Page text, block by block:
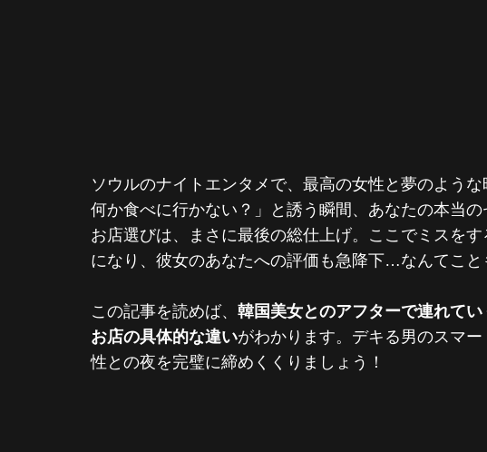
ソウルのナイトエンタメで、最高の女性と夢のよう
何か食べに行かない？」と誘う瞬間、あなたの本当の
お店選びは、まさに最後の総仕上げ。ここでミスを
になり、彼女のあなたへの評価も急降下…なんてこと
この記事を読めば、 韓国美女とのアフターで連れて
お店の具体的な違いがわかります。デキる男のスマ
性との夜を完璧に締めくくりましょう！